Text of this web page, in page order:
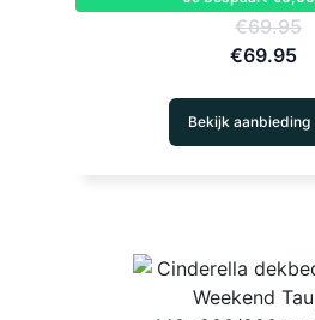
€69.95
€69.95
Bekijk aanbieding